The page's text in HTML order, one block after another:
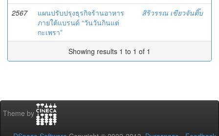
2567
แผนปรับปรุงธุรกิจร้านอาหาร
ภายใต้แบรนด์ “วันวันกินแต่
กะเพรา”
สิริวรรณ เขียวจันติ๊บ
Showing results 1 to 1 of 1
Theme by